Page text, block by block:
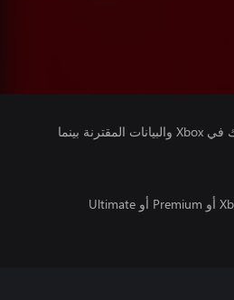
يتلقى ناشرو الألعاب التي تقوم بتشغيلها وصولاً إلى معلومات ملف تعريفك في Xbox والبيانات المقترنة بينما
تتطلب اللعبة متعددة اللاعبين عبر الإنترنت توفر Xbox Game Pass Essential أو Premium أو Ultimate